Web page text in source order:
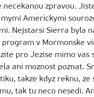
necekanou zpravou.
Americkymi
Nejstarsi Sierra byla
program v Mormonske
pro Jezise mimo vas
ani moznost poznat.
takze kdyz reknu, ze
tak tu neco nesedi.